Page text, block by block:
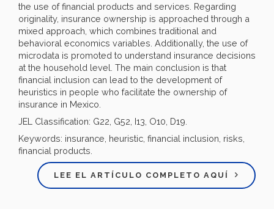
the use of financial products and services. Regarding
originality, insurance ownership is approached through a
mixed approach, which combines traditional and
behavioral economics variables. Additionally, the use of
microdata is promoted to understand insurance decisions
at the household level. The main conclusion is that
financial inclusion can lead to the development of
heuristics in people who facilitate the ownership of
insurance in Mexico.
JEL Classification: G22, G52, I13, O10, D19.
Keywords: insurance, heuristic, financial inclusion, risks,
financial products.
LEE EL ARTÍCULO COMPLETO AQUÍ